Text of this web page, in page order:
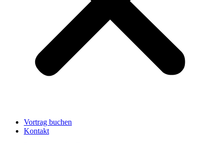
Vortrag buchen
Kontakt